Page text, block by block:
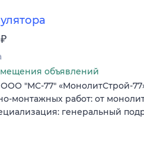
₽
объявлений
"МС-77" «МонолитСтрой-
монтажных работ: от
генеральный